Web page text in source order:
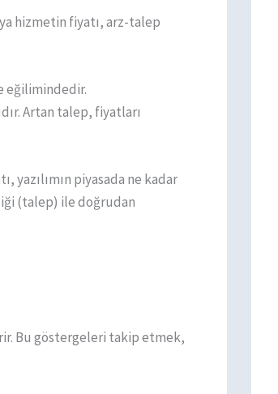
hizmetin fiyatı, arz-talep
eğilimindedir.
Artan talep, fiyatları
yazılımın piyasada ne kadar
(talep) ile doğrudan
Bu göstergeleri takip etmek,